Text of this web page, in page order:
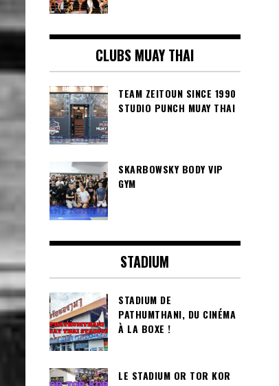
CLUBS MUAY THAI
TEAM ZEITOUN SINCE 1990
STUDIO PUNCH MUAY THAI
SKARBOWSKY BODY VIP
GYM
STADIUM
STADIUM DE
PATHUMTHANI, DU CINÉMA
À LA BOXE !
LE STADIUM OR TOR KOR